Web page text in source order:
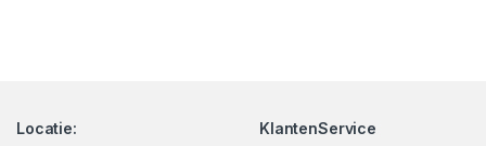
Locatie:
KlantenService